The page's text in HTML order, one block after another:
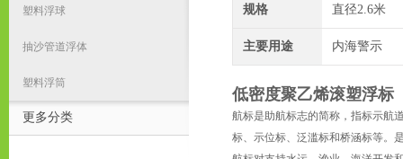
塑料浮球
抽沙管道浮体
塑料浮筒
更多分类
规格 直径2.6米
主要用途 内海警示
低密度聚乙烯滚塑浮标
航标是助航标志的简称，指标示航
标、示位标、泛滥标和桥涵标等。